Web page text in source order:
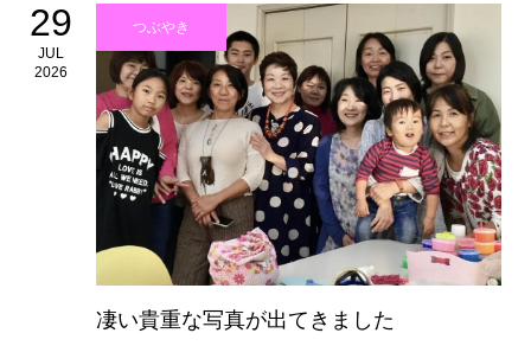
29
JUL
2026
つぶやき
凄い貴重な写真が出てきました